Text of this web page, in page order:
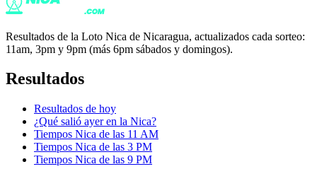
Resultados de la Loto Nica de Nicaragua, actualizados cada sorteo:
11am, 3pm y 9pm (más 6pm sábados y domingos).
Resultados
Resultados de hoy
¿Qué salió ayer en la Nica?
Tiempos Nica de las 11 AM
Tiempos Nica de las 3 PM
Tiempos Nica de las 9 PM